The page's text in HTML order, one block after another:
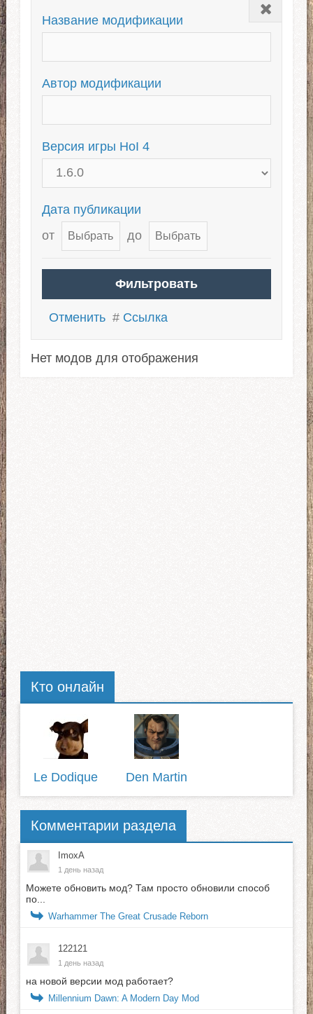
Закрыть
Название модификации
Автор модификации
Версия игры HoI 4
Дата публикации
от
до
Отменить # Ссылка
Нет модов для отображения
Кто онлайн
Le Dodique Den Martin
Комментарии раздела
ImoxA
1 день назад
Можете обновить мод? Там просто обновили способ
по...
Warhammer The Great Crusade Reborn
122121
1 день назад
на новой версии мод работает?
Millennium Dawn: A Modern Day Mod